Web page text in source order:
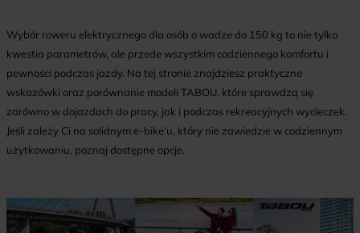
Wybór roweru elektrycznego dla osób o wadze do 150 kg to nie tylko
kwestia parametrów, ale przede wszystkim codziennego komfortu i
pewności podczas jazdy. Na tej stronie znajdziesz praktyczne
wskazówki oraz porównanie modeli TABOU, które sprawdzą się
zarówno w dojazdach do pracy, jak i podczas rekreacyjnych wycieczek.
Jeśli zależy Ci na solidnym e-bike’u, który nie zawiedzie w codziennym
użytkowaniu, poznaj dostępne opcje.